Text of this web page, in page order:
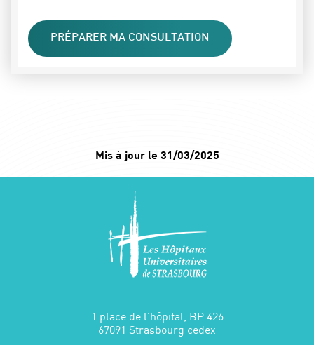
PRÉPARER MA CONSULTATION
Mis à jour le 31/03/2025
1 place de l'hôpital, BP 426
67091 Strasbourg cedex